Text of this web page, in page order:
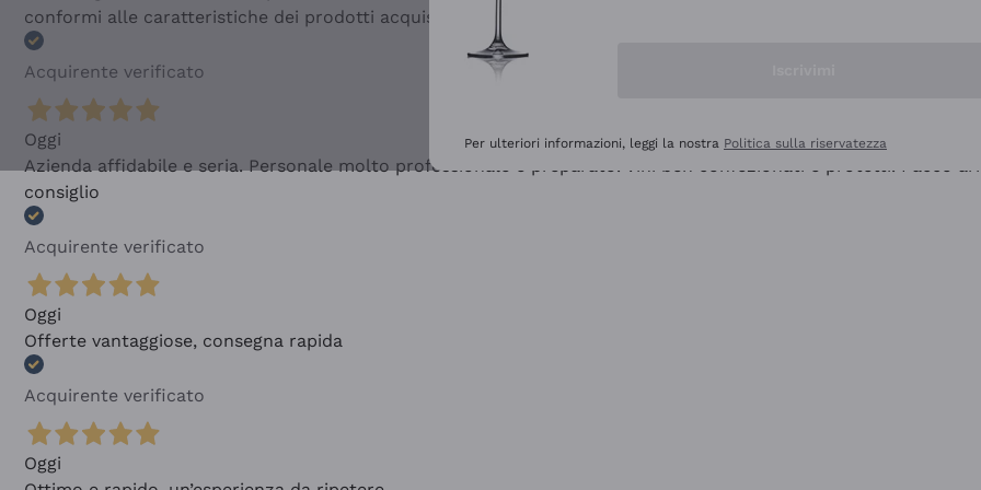
conformi alle caratteristiche dei prodotti acquistati
Acquirente verificato
Oggi
Azienda affidabile e seria. Personale molto professionale e preparato. Vini ben confezionati e protetti. Pacco
consiglio
Acquirente verificato
Oggi
Offerte vantaggiose, consegna rapida
Acquirente verificato
Oggi
Per ulteriori informazioni, leggi la nostra Politica sulla riservatezza